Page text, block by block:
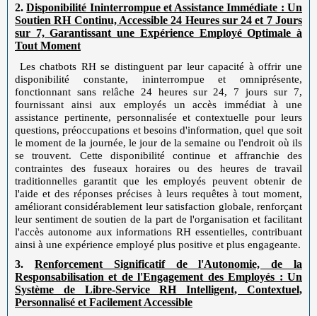
2. Disponibilité Ininterrompue et Assistance Immédiate : Un
Soutien RH Continu, Accessible 24 Heures sur 24 et 7 Jours
sur 7, Garantissant une Expérience Employé Optimale à
Tout Moment
Les chatbots RH se distinguent par leur capacité à offrir une
disponibilité constante, ininterrompue et omniprésente,
fonctionnant sans relâche 24 heures sur 24, 7 jours sur 7,
fournissant ainsi aux employés un accès immédiat à une
assistance pertinente, personnalisée et contextuelle pour leurs
questions, préoccupations et besoins d'information, quel que soit
le moment de la journée, le jour de la semaine ou l'endroit où ils
se trouvent. Cette disponibilité continue et affranchie des
contraintes des fuseaux horaires ou des heures de travail
traditionnelles garantit que les employés peuvent obtenir de
l'aide et des réponses précises à leurs requêtes à tout moment,
améliorant considérablement leur satisfaction globale, renforçant
leur sentiment de soutien de la part de l'organisation et facilitant
l'accès autonome aux informations RH essentielles, contribuant
ainsi à une expérience employé plus positive et plus engageante.
3.
Renforcement Significatif de l'Autonomie, de la
Responsabilisation et de l'Engagement des Employés : Un
Système de Libre-Service RH Intelligent, Contextuel,
Personnalisé et Facilement Accessible